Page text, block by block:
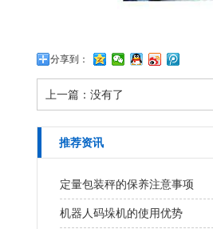
分享到：
上一篇：没有了
推荐资讯
定量包装秤的保养注意事项
机器人码垛机的使用优势